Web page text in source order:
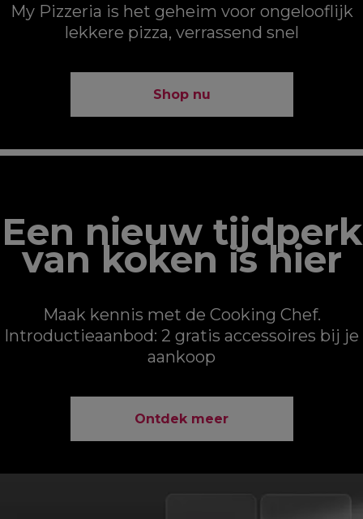
My Pizzeria is het geheim voor ongelooflijk
lekkere pizza, verrassend snel
Shop nu
Een nieuw tijdperk
van koken is hier
Maak kennis met de Cooking Chef.
Introductieaanbod: 2 gratis accessoires bij je
aankoop
Ontdek meer